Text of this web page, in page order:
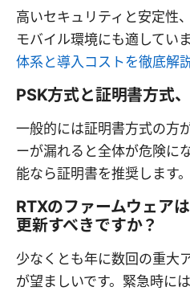
高いセキュリティと安定性
モバイル環境にも適してい
体系と導入コストを徹底解
PSK方式と証明書方式
一般的には証明書方式の方
ーが漏れると全体が危険に
能なら証明書を推奨します。
RTXのファームウェア
更新すべきですか？
少なくとも年に数回の重大
が望ましいです。緊急時に